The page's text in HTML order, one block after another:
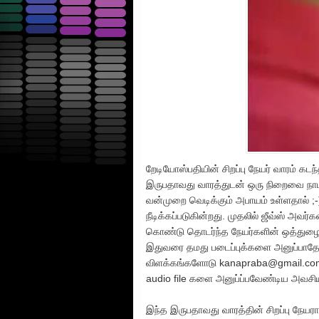
றேடியோஸ்பதியின் சிறப்பு நேயர் வாரம்
இருபதாவது வாரத்துடன் ஒரு நிறைவை
வன்முறை வெடிக்கும் அபாயம் உள்ளதால்
நீடிக்கப்படுகின்றது. முதலில் ஜீவ்ஸ்
கொண்டு தொடர்ந்த நேயர்களின்
இதுவரை தமது படைப்புக்களை
விளக்கங்களோடு
audio file களை அனுப்ப்பவேண்டிய
இந்த இருபதாவது வாரத்தின் சிறப்பு